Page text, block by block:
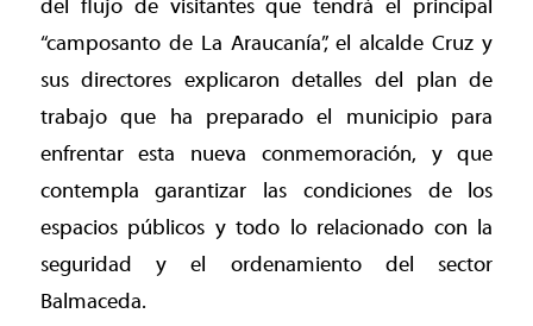
del flujo de visitantes que tendrá el principal
“camposanto de La Araucanía”, el alcalde Cruz y
sus directores explicaron detalles del plan de
trabajo que ha preparado el municipio para
enfrentar esta nueva conmemoración, y que
contempla garantizar las condiciones de los
espacios públicos y todo lo relacionado con la
seguridad y el ordenamiento del sector
Balmaceda.